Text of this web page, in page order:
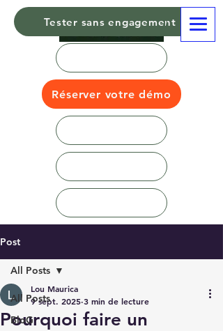
Tester sans engagement
Réserver votre démo
Post
All Posts
BloG
All Posts
Pourquoi faire un
Lou Maurica
9 sept. 2025 3 min de lecture